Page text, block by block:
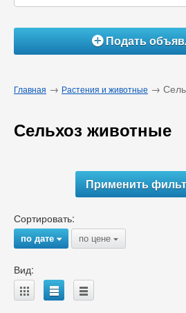
ÁПодать
Главная → Растения и животные →
Сельхоз животные
Сортировать:
по дате{ по цене {
Вид:
A B C